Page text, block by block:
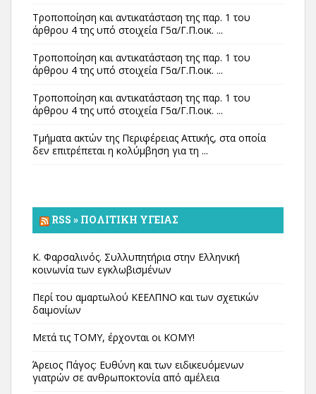
Τροποποίηση και αντικατάσταση της παρ. 1 του
άρθρου 4 της υπό στοιχεία Γ5α/Γ.Π.οικ. ...
Τροποποίηση και αντικατάσταση της παρ. 1 του
άρθρου 4 της υπό στοιχεία Γ5α/Γ.Π.οικ. ...
Τροποποίηση και αντικατάσταση της παρ. 1 του
άρθρου 4 της υπό στοιχεία Γ5α/Γ.Π.οικ. ...
Τμήματα ακτών της Περιφέρειας Αττικής, στα οποία
δεν επιτρέπεται η κολύμβηση για τη ...
RSS » ΠΟΛΙΤΙΚΉ ΥΓΕΊΑΣ
Κ. Φαρσαλινός. Συλλυπητήρια στην Ελληνική
κοινωνία των εγκλωβισμένων
Περί του αμαρτωλού ΚΕΕΛΠΝΟ και των σχετικών
δαιμονίων
Μετά τις ΤΟΜΥ, έρχονται οι ΚΟΜΥ!
Άρειος Πάγος: Ευθύνη και των ειδικευόμενων
γιατρών σε ανθρωποκτονία από αμέλεια